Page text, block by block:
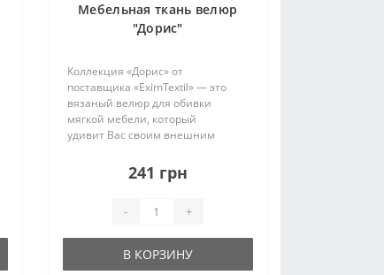
Мебельная ткань велюр
"Дорис"
Коллекция «Дорис» от
поставщика «EximTextil» — это
вязаный велюр для обивки
мягкой мебели, который
удивит Вас своим внешним
свойствами. У ткани интересный
дизайн, который и выделяет ее
241 грн
- +
В КОРЗИНУ